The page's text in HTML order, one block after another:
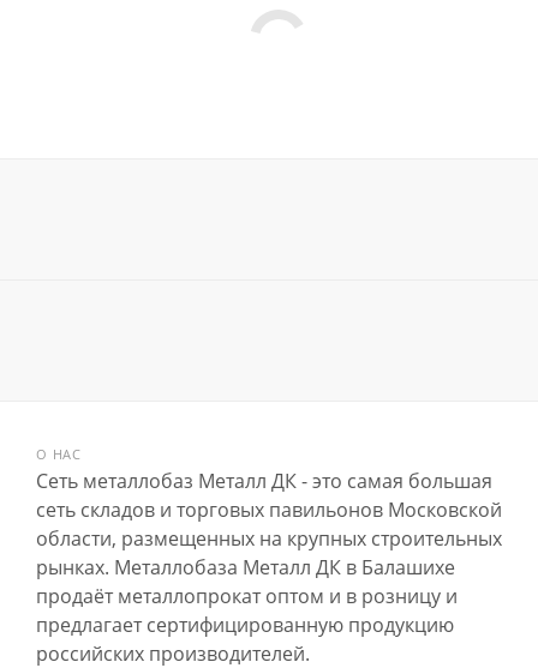
О НАС
Сеть металлобаз Металл ДК - это самая большая
сеть складов и торговых павильонов Московской
области, размещенных на крупных строительных
рынках. Металлобаза Металл ДК в Балашихе
продаёт металлопрокат оптом и в розницу и
предлагает сертифицированную продукцию
российских производителей.